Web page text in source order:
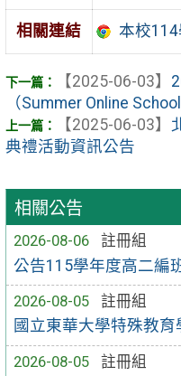
相關公告
2026-08-06
註冊組
公告115學年度高二編
2026-08-05
註冊組
國立東華大學特殊教
2026-08-05
註冊組
相關連結 本校
【2025-06-03】
（Summer Online
【2025-06-03】
典禮活動資訊公告